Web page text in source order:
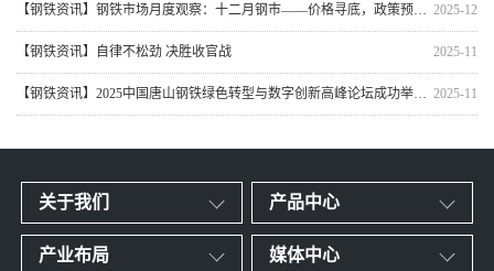
2025-12
【钢铁资讯】钢铁市场月度观察：十二月钢市——价格寻底，政策预期酝酿反弹机遇
2025-11
【钢铁资讯】自律不松劲 决胜收官战
2025-11
【钢铁资讯】2025中国唐山钢铁绿色转型与数字创新高峰论坛成功举行，天津市震翔金属制品有限公司荣获“全国优质钢铁加工企业”奖牌
关于我们 产品中心
产业布局 媒体中心